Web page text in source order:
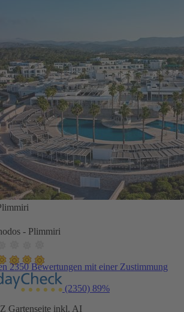
- Plimmiri
2350 Bewertungen mit einer Zustimmung
(2350) 89%
Gartenseite inkl. AI